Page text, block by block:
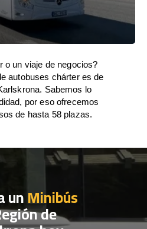
o un viaje de negocios?
autobuses chárter es de
Sabemos lo
por eso ofrecemos
de hasta 58 plazas.
unMinibús
de